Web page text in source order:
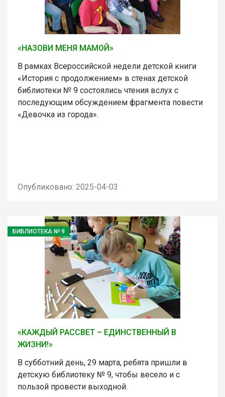
«НАЗОВИ МЕНЯ МАМОЙ»
В рамках Всероссийской недели детской книги
«История с продолжением» в стенах детской
библиотеки № 9 состоялись чтения вслух с
последующим обсуждением фрагмента повести
«Девочка из города».
Опубликовано: 2025-04-03
БИБЛИОТЕКА № 9
«КАЖДЫЙ РАССВЕТ – ЕДИНСТВЕННЫЙ В
ЖИЗНИ!»
В субботний день, 29 марта, ребята пришли в
детскую библиотеку № 9, чтобы весело и с
пользой провести выходной.